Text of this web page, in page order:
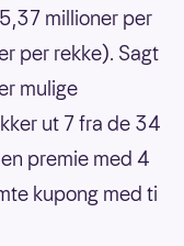
millioner per
per rekke). Sagt
mulige
ut 7 fra de 34
premie med 4
kupong med ti